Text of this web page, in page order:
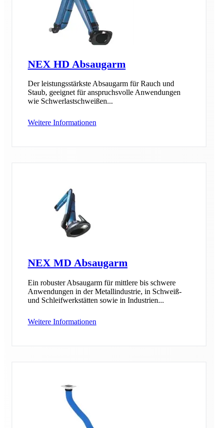
NEX HD Absaugarm
Der leistungsstärkste Absaugarm für Rauch und
Staub, geeignet für anspruchsvolle Anwendungen
wie Schwerlastschweißen...
Weitere Informationen
NEX MD Absaugarm
Ein robuster Absaugarm für mittlere bis schwere
Anwendungen in der Metallindustrie, in Schweiß-
und Schleifwerkstätten sowie in Industrien...
Weitere Informationen